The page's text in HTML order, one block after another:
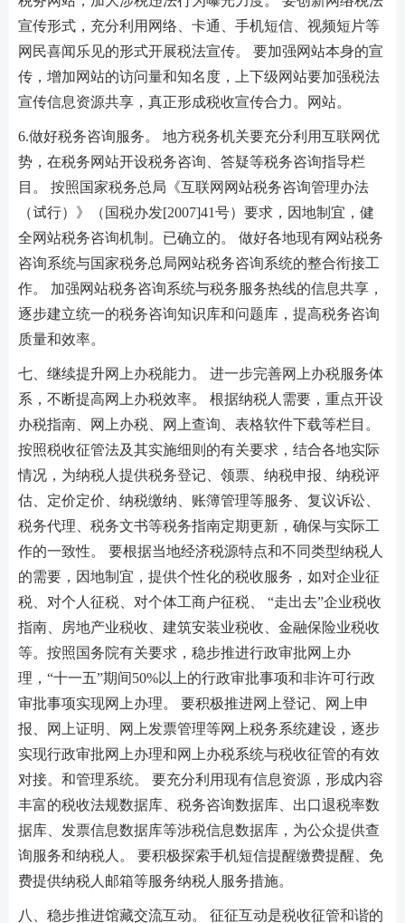
宣传形式，充分利用网络、卡通、手机短信、视频短片等
网民喜闻乐见的形式开展税法宣传。 要加强网站本身的宣
传，增加网站的访问量和知名度，上下级网站要加强税法
宣传信息资源共享，真正形成税收宣传合力。网站。
6.做好税务咨询服务。 地方税务机关要充分利用互联网优
势，在税务网站开设税务咨询、答疑等税务咨询指导栏
目。 按照国家税务总局《互联网网站税务咨询管理办法
（试行）》（国税办发[2007]41号）要求，因地制宜，健
全网站税务咨询机制。已确立的。 做好各地现有网站税务
咨询系统与国家税务总局网站税务咨询系统的整合衔接工
作。 加强网站税务咨询系统与税务服务热线的信息共享，
逐步建立统一的税务咨询知识库和问题库，提高税务咨询
质量和效率。
七、继续提升网上办税能力。 进一步完善网上办税服务体
系，不断提高网上办税效率。 根据纳税人需要，重点开设
办税指南、网上办税、网上查询、表格软件下载等栏目。
按照税收征管法及其实施细则的有关要求，结合各地实际
情况，为纳税人提供税务登记、领票、纳税申报、纳税评
估、定价定价、纳税缴纳、账簿管理等服务、复议诉讼、
税务代理、税务文书等税务指南定期更新，确保与实际工
作的一致性。 要根据当地经济税源特点和不同类型纳税人
的需要，因地制宜，提供个性化的税收服务，如对企业征
税、对个人征税、对个体工商户征税、 “走出去”企业税收
指南、房地产业税收、建筑安装业税收、金融保险业税收
等。按照国务院有关要求，稳步推进行政审批网上办
理，“十一五”期间50%以上的行政审批事项和非许可行政
审批事项实现网上办理。 要积极推进网上登记、网上申
报、网上证明、网上发票管理等网上税务系统建设，逐步
实现行政审批网上办理和网上办税系统与税收征管的有效
对接。和管理系统。 要充分利用现有信息资源，形成内容
丰富的税收法规数据库、税务咨询数据库、出口退税率数
据库、发票信息数据库等涉税信息数据库，为公众提供查
询服务和纳税人。 要积极探索手机短信提醒缴费提醒、免
费提供纳税人邮箱等服务纳税人服务措施。
八、稳步推进馆藏交流互动。 征征互动是税收征管和谐的